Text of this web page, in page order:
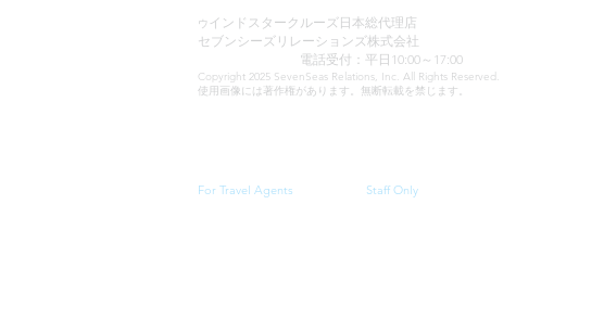
ウ インドスタークルーズ日本総代理店
セブンシーズリレーションズ株式会社
電話受付：平日10:00～17:00
Copyright 2025 SevenSeas Relations, Inc. All Rights Reserved.
使用画像には著作権があります。無断転載を禁じます。
For Travel Agents Staff Only